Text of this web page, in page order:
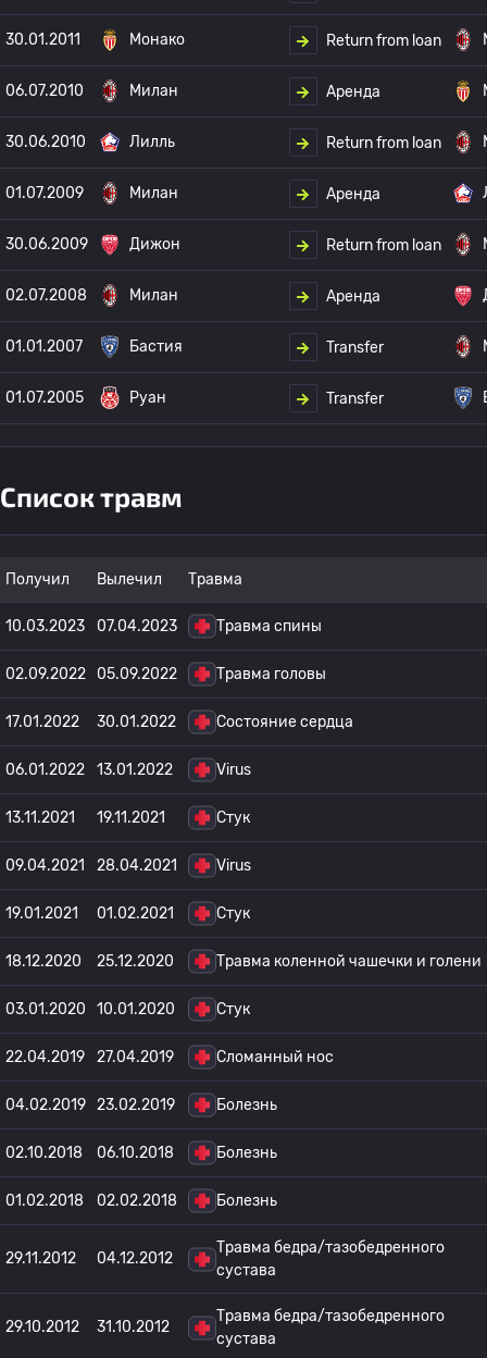
30.01.2011 Монако Return from loan
06.07.2010 Милан Аренда
30.06.2010 Лилль Return from loan
01.07.2009 Милан Аренда
30.06.2009 Дижон Return from loan
02.07.2008 Милан Аренда
01.01.2007 Бастия Transfer
01.07.2005 Руан Transfer
Список травм
Получил Вылечил Травма
10.03.2023 07.04.2023 Травма спины
02.09.2022 05.09.2022 Травма головы
17.01.2022 30.01.2022 Состояние сердца
06.01.2022 13.01.2022 Virus
13.11.2021 19.11.2021 Стук
09.04.2021 28.04.2021 Virus
19.01.2021 01.02.2021 Стук
18.12.2020 25.12.2020 Травма коленной чашечки и голени
03.01.2020 10.01.2020 Стук
22.04.2019 27.04.2019 Сломанный нос
04.02.2019 23.02.2019 Болезнь
02.10.2018 06.10.2018 Болезнь
01.02.2018 02.02.2018 Болезнь
29.11.2012 04.12.2012
Травма бедра/тазобедренного
сустава
29.10.2012 31.10.2012
Травма бедра/тазобедренного
сустава